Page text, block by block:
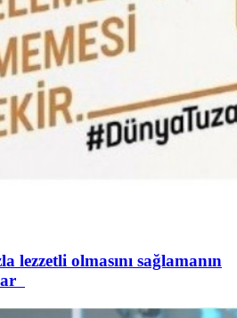
lezzetli olmasını sağlamanın